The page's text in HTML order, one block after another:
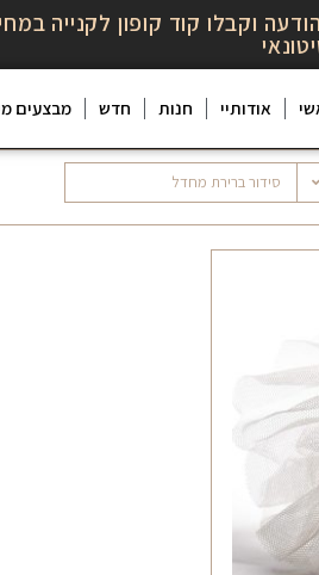
וקבלו קוד קופון לקנייה
אודותיי חנות חדש מבצעים
סידור ברירת מחדל